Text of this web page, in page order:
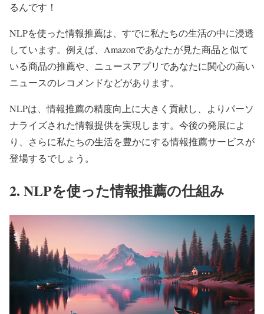
るんです！
NLPを使った情報推薦は、すでに私たちの生活の中に浸透
しています。例えば、Amazonであなたが見た商品と似て
いる商品の推薦や、ニュースアプリであなたに関心の高い
ニュースのレコメンドなどがあります。
NLPは、情報推薦の精度向上に大きく貢献し、よりパーソ
ナライズされた情報提供を実現します。今後の発展によ
り、さらに私たちの生活を豊かにする情報推薦サービスが
登場するでしょう。
2. NLPを使った情報推薦の仕組み